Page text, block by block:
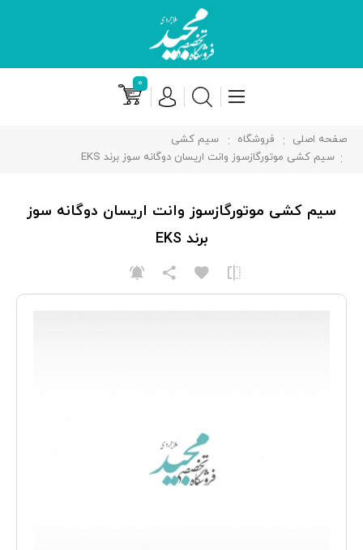
۰
صفحه اصلی فروشگاه
سیم کشی
سیم کشی موتورگازسوز وانت اريسان دوگانه سوز برند EKS
سیم کشی موتورگازسوز وانت اريسان دوگانه سوز
برند EKS